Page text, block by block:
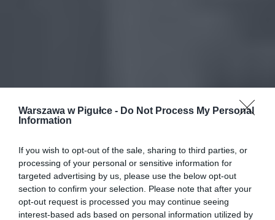
Warszawa w Pigułce - Do Not Process My Personal
Information
If you wish to opt-out of the sale, sharing to third parties, or
processing of your personal or sensitive information for
targeted advertising by us, please use the below opt-out
section to confirm your selection. Please note that after your
opt-out request is processed you may continue seeing
interest-based ads based on personal information utilized by